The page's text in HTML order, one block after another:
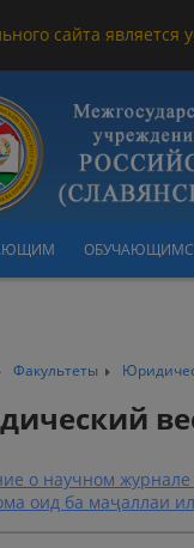
сайта
Факультеты
о научном
оид ба маҷаллаи